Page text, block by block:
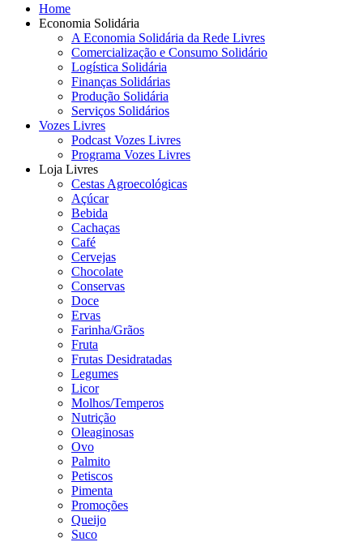
Home
Economia Solidária
A Economia Solidária da Rede Livres
Comercialização e Consumo Solidário
Logística Solidária
Finanças Solidárias
Produção Solidária
Serviços Solidários
Vozes Livres
Podcast Vozes Livres
Programa Vozes Livres
Loja Livres
Cestas Agroecológicas
Açúcar
Bebida
Cachaças
Café
Cervejas
Chocolate
Conservas
Doce
Ervas
Farinha/Grãos
Fruta
Frutas Desidratadas
Legumes
Licor
Molhos/Temperos
Nutrição
Oleaginosas
Ovo
Palmito
Petiscos
Pimenta
Promoções
Queijo
Suco